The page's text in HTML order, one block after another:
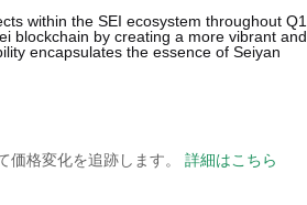
within the SEI ecosystem throughout Q1
blockchain by creating a more vibrant and
encapsulates the essence of Seiyan
価格変化を追跡します。 詳細はこちら